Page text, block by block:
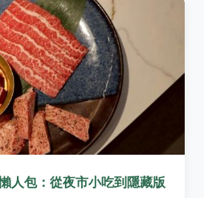
人包：從夜市小吃到隱藏版